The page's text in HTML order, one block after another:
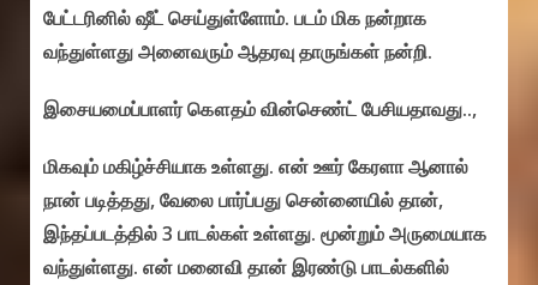
பேட்டரினில் ஷீட் செய்துள்ளோம். படம் மிக நன்றாக
வந்துள்ளது அனைவரும் ஆதரவு தாருங்கள் நன்றி.
இசையமைப்பாளர் கௌதம் வின்செண்ட் பேசியதாவது..,
மிகவும் மகிழ்ச்சியாக உள்ளது. என் ஊர் கேரளா ஆனால்
நான் படித்தது, வேலை பார்ப்பது சென்னையில் தான்,
இந்தப்படத்தில் 3 பாடல்கள் உள்ளது. மூன்றும் அருமையாக
வந்துள்ளது. என் மனைவி தான் இரண்டு பாடல்களில்